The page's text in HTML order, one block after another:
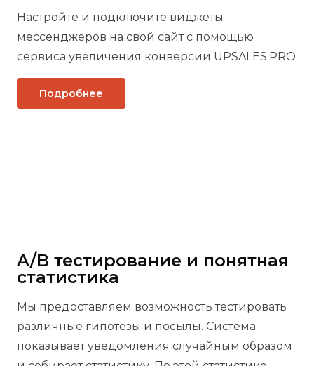
Настройте и подключите виджеты
мессенджеров на свой сайт с помощью
сервиса увеличения конверсии UPSALES.PRO
Подробнее
A/B тестирование и понятная
статистика
Мы предоставляем возможность тестировать
различные гипотезы и посылы. Система
показывает уведомления случайным образом